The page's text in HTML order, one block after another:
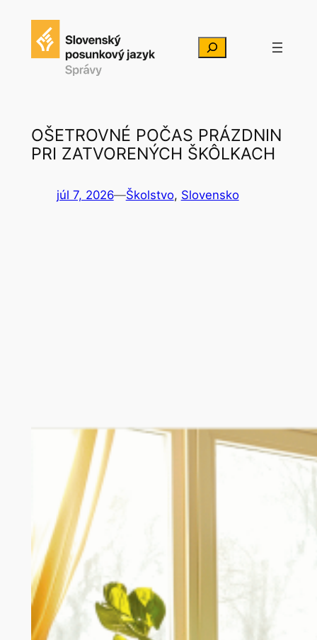
Hľadať
OŠETROVNÉ POČAS PRÁZDNIN
PRI ZATVORENÝCH ŠKÔLKACH
júl 7, 2026—Školstvo, Slovensko